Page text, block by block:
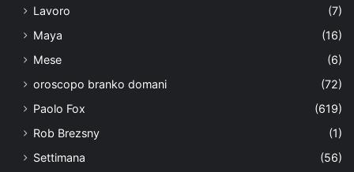
Lavoro
(7)
Maya
(16)
Mese
(6)
oroscopo branko domani
(72)
Paolo Fox
(619)
Rob Brezsny
(1)
Settimana
(56)